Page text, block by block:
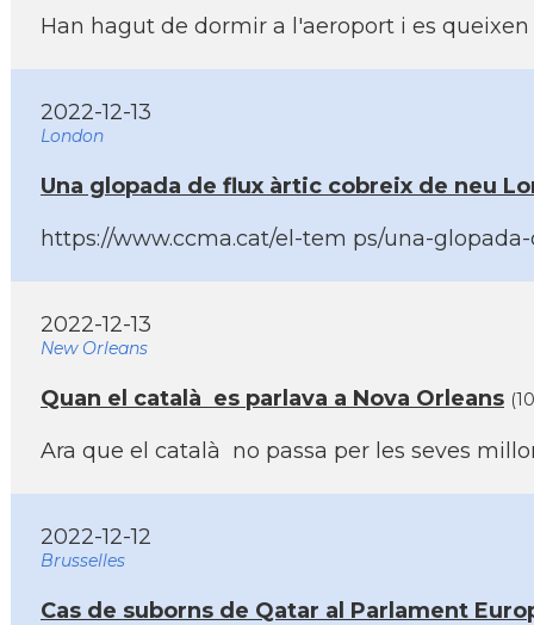
Han hagut de dormir a l'aeroport i es
2022-12-13
London
Una glopada de flux àrtic cobreix de neu
https://www.ccma.cat/el-tem ps/una-
2022-12-13
New Orleans
Quan el català es parlava a Nova Orleans
Ara que el català no passa per les seves
2022-12-12
Brusselles
Cas de suborns de Qatar al Parlament